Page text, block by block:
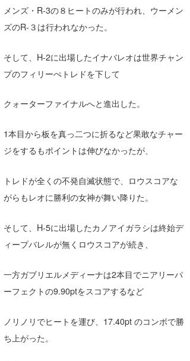
メンズ・R-3の８ヒートのみが行われ、ウーメン
ズのR-３は行われなかった。
そして、H-2に出場したイナバレオは世界チャン
プのフィリーぺトレドを下して
クォーターファイナルへと進出した。
1本目から板を真っ二つに折るなど果敢なチャー
ジをするもポイントは伸びなかったが、
トレドが全くの不発自滅状態で、ロウスコアな
がらもレオに勝利の女神が舞い降りた。
そして、H-5に出場したカノアイガラシは終始デ
ィープバレルが無くロウスコアが続き、
一方ガブリエルメディーナは2本目でニアリーパ
ーフェクトの9.90ptをスコアするなど
ノリノリでヒートを運び、17.40pt のコンボで勝
ち上がった。
Yoshiyuki Obata
DELTA FORCE SURF
WAVAL
中浦“JET”章
進士剛光
NOBUFUKU
喜納海人
☆加藤
Aichan
G◎Da
KID
KY
mitz
波伝説